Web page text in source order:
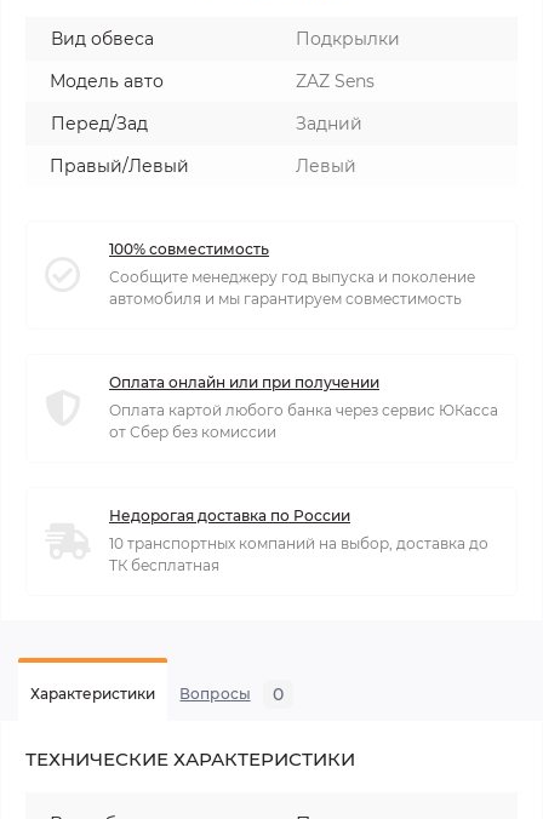
Вид обвеса
Подкрылки
Модель авто
ZAZ Sens
Перед/Зад
Задний
Правый/Левый
Левый
100% совместимость
Сообщите менеджеру год выпуска и поколение
автомобиля и мы гарантируем совместимость
Оплата онлайн или при получении
Оплата картой любого банка через сервис ЮКасса
от Сбер без комиссии
Недорогая доставка по России
10 транспортных компаний на выбор, доставка до
ТК бесплатная
Характеристики Вопросы 0
ТЕХНИЧЕСКИЕ ХАРАКТЕРИСТИКИ